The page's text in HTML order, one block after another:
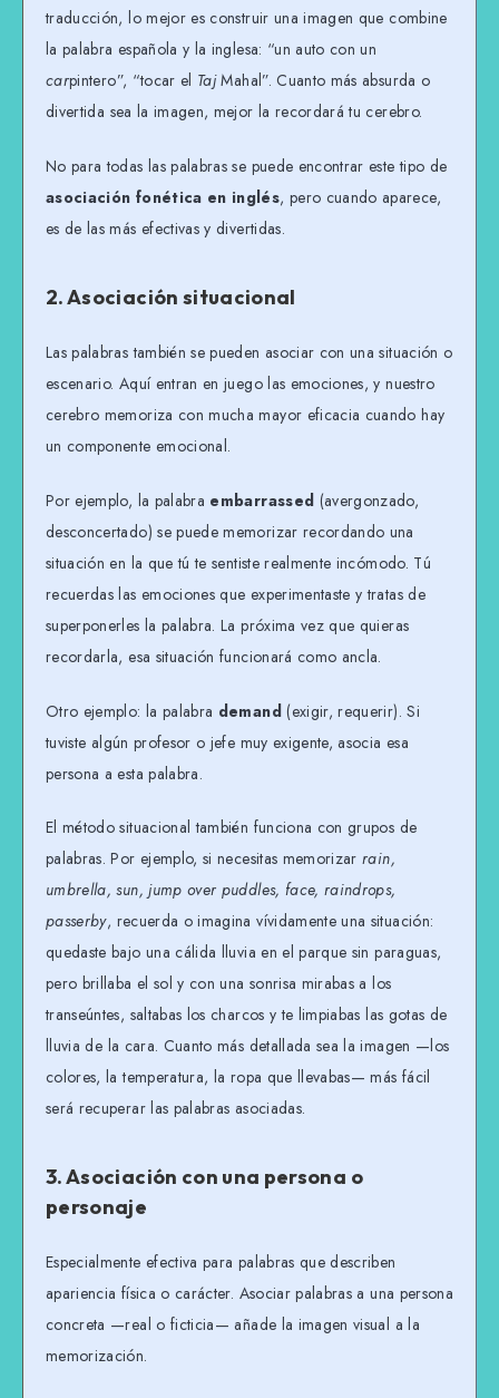
traducción, lo mejor es construir una imagen que combine
la palabra española y la inglesa: “un auto con un
carpintero”, “tocar el TajMahal”. Cuanto más absurda o
divertida sea la imagen, mejor la recordará tu cerebro.
No para todas las palabras se puede encontrar este tipo de
asociación fonética en inglés, pero cuando aparece,
es de las más efectivas y divertidas.
2. Asociación situacional
Las palabras también se pueden asociar con una situación o
escenario. Aquí entran en juego las emociones, y nuestro
cerebro memoriza con mucha mayor eficacia cuando hay
un componente emocional.
Por ejemplo, la palabra embarrassed (avergonzado,
desconcertado) se puede memorizar recordando una
situación en la que tú te sentiste realmente incómodo. Tú
recuerdas las emociones que experimentaste y tratas de
superponerles la palabra. La próxima vez que quieras
recordarla, esa situación funcionará como ancla.
Otro ejemplo: la palabra demand(exigir, requerir). Si
tuviste algún profesor o jefe muy exigente, asocia esa
persona a esta palabra.
El método situacional también funciona con grupos de
palabras. Por ejemplo, si necesitas memorizarrain,
umbrella, sun, jump over puddles, face, raindrops,
passerby, recuerda o imagina vívidamente una situación:
quedaste bajo una cálida lluvia en el parque sin paraguas,
pero brillaba el sol y con una sonrisa mirabas a los
transeúntes, saltabas los charcos y te limpiabas las gotas de
lluvia de la cara. Cuanto más detallada sea la imagen —los
colores, la temperatura, la ropa que llevabas— más fácil
será recuperar las palabras asociadas.
3. Asociación con una persona o
personaje
Especialmente efectiva para palabras que describen
apariencia física o carácter. Asociar palabras a una persona
concreta —real o ficticia— añade la imagen visual a la
memorización.